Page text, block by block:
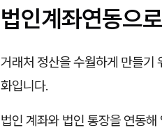
법인계좌연동으
거래처 정산을 수월하게 만들기
화입니다.
법인 계좌와 법인 통장을 연동